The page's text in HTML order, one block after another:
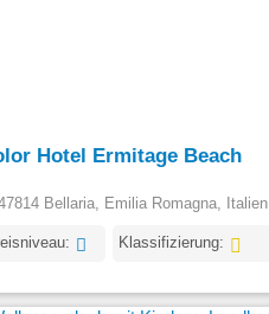
Hotel Ermitage Beach
Bellaria, Emilia Romagna, Italien
Klassifizierung: